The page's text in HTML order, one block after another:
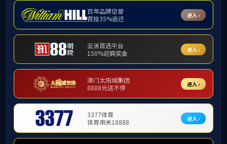
根据公司发展需求，决定组
加投标。
1．项目名称： 爱心卡移动
2．项目编号：TLRCBK-
3．招标物资：
物资名称 物资外观参考 采购数